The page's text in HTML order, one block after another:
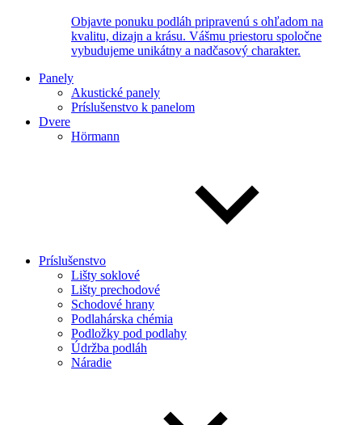
Objavte ponuku podláh pripravenú s ohľadom na
kvalitu, dizajn a krásu. Vášmu priestoru spoločne
vybudujeme unikátny a nadčasový charakter.
Panely
Akustické panely
Príslušenstvo k panelom
Dvere
Hörmann
Príslušenstvo
Lišty soklové
Lišty prechodové
Schodové hrany
Podlahárska chémia
Podložky pod podlahy
Údržba podláh
Náradie